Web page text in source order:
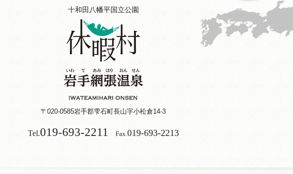
十和田八幡平国立公園
〒020-0585岩手郡雫石町長山字小松倉14-3
Tel.019-693-2211 Fax. 019-693-2213